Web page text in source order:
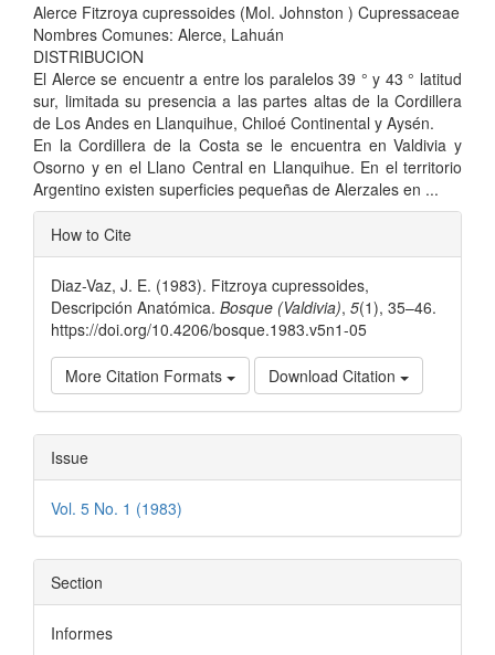
Alerce Fitzroya cupressoides (Mol. Johnston ) Cupressaceae
Nombres Comunes: Alerce, Lahuán
DISTRIBUCION
El Alerce se encuentr a entre los paralelos 39 ° y 43 ° latitud
sur, limitada su presencia a las partes altas de la Cordillera
de Los Andes en Llanquihue, Chiloé Continental y Aysén.
En la Cordillera de la Costa se le encuentra en Valdivia y
Osorno y en el Llano Central en Llanquihue. En el territorio
Argentino existen superficies pequeñas de Alerzales en ...
Article
Details
How to Cite
Diaz-Vaz, J. E. (1983). Fitzroya cupressoides,
Descripción Anatómica. Bosque (Valdivia), 5(1), 35–46.
https://doi.org/10.4206/bosque.1983.v5n1-05
More Citation Formats Download Citation
Issue
Vol. 5 No. 1 (1983)
Section
Informes